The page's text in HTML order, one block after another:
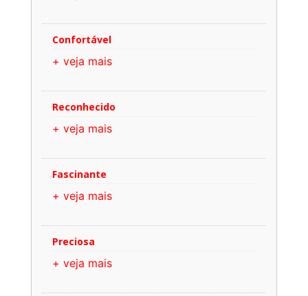
Confortável
+ veja mais
Reconhecido
+ veja mais
Fascinante
+ veja mais
Preciosa
+ veja mais